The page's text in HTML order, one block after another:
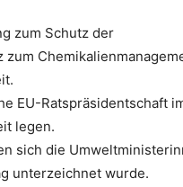
zum Schutz der
EU-Ratspräsidentschaft
legen.
sich die
unterzeichnet wurde.